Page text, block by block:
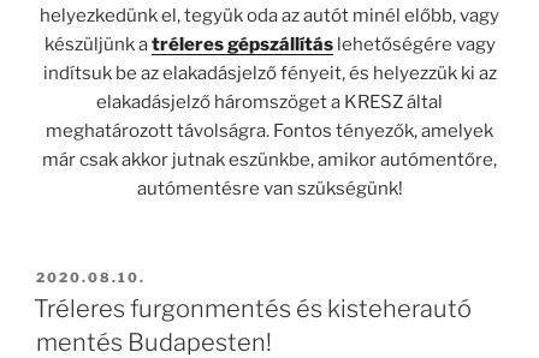
helyezkedünk el, tegyük oda az autót minél előbb, vagy
készüljünk atréleres gépszállításlehetőségére vagy
indítsuk be az elakadásjelző fényeit, és helyezzük ki az
elakadásjelző háromszöget a KRESZ által
meghatározott távolságra. Fontos tényezők, amelyek
már csak akkor jutnak eszünkbe, amikor autómentőre,
autómentésre van szükségünk!
BEKÜLDVE:
2020.08.10.
Tréleres furgonmentés és kisteherautó
mentés Budapesten!